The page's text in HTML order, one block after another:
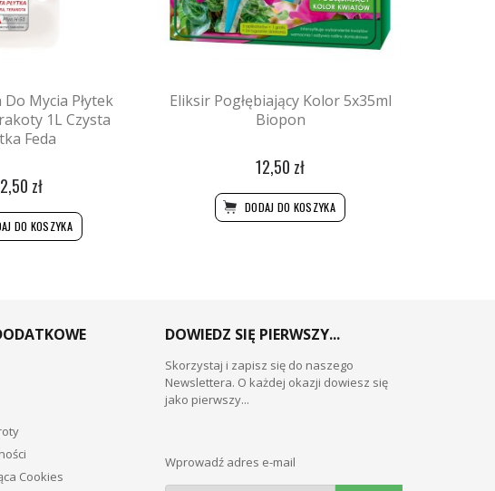
Do Mycia Płytek
1L Czysta
Feda
zł
DO KOSZYKA
Eliksir Pogłębiający Kolor 5x35ml
Biopon
12,50 zł
DODAJ DO KOSZYKA
Cookies
DOWIEDZ SIĘ PIERWSZY...
Skorzystaj i zapisz się do naszego
Newslettera. O każdej okazji dowiesz się
jako pierwszy...
Wprowadź adres e-mail